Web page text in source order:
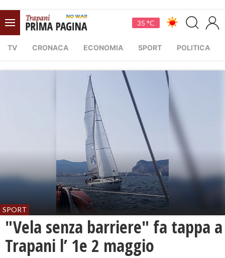
35 °C
TV CRONACA ECONOMIA SPORT POLITICA
SPORT
"Vela senza barriere" fa tappa a
Trapani l’ 1e 2 maggio